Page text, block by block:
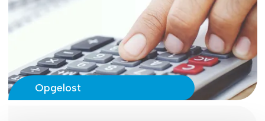
Opgelost